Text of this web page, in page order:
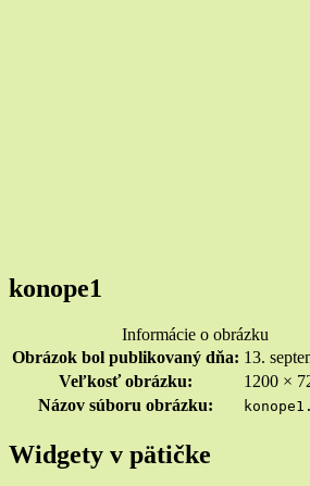
konope1
Informácie o obrázku
Obrázok bol publikovaný dňa: 13.
Veľkosť obrázku:
1200 ×
Názov súboru obrázku:
Widgety v pätičke